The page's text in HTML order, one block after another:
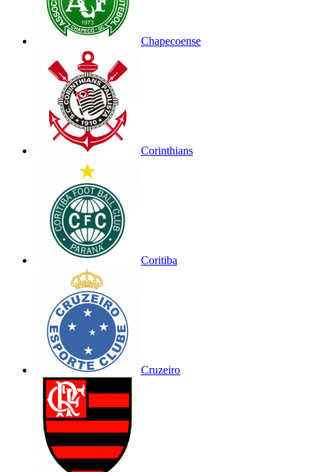
Chapecoense
Corinthians
Coritiba
Cruzeiro